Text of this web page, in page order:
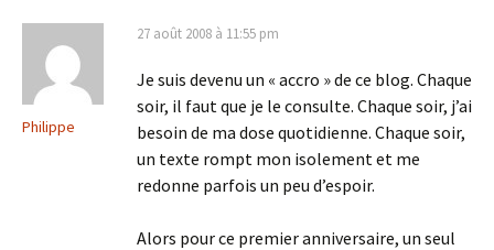
Philippe
27 août 2008 à 11:55 pm
Je suis devenu un « accro » de ce blog. Chaque
soir, il faut que je le consulte. Chaque soir, j’ai
besoin de ma dose quotidienne. Chaque soir,
un texte rompt mon isolement et me
redonne parfois un peu d’espoir.
Alors pour ce premier anniversaire, un seul